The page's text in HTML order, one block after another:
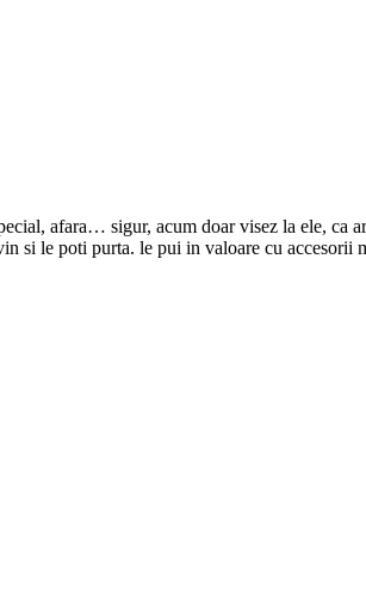
afara… sigur, acum doar visez la ele, ca
si le poti purta. le pui in valoare cu accesorii